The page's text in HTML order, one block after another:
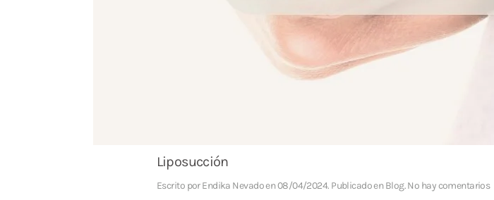
Liposucción
Escrito porEndika Nevadoen08/04/2024. Publicado enBlog.No hay comentariosen